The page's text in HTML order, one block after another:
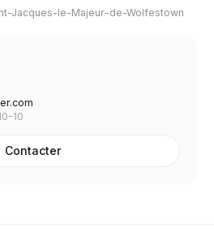
Jacques-le-Majeur-de-Wolfestown
10
Contacter